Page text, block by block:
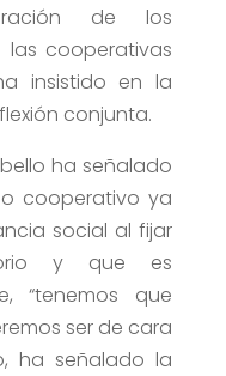
de los
las cooperativas
insistido en la
conjunta.
ha señalado
cooperativo ya
social al fijar
y que es
“tenemos que
ser de cara
ha señalado la